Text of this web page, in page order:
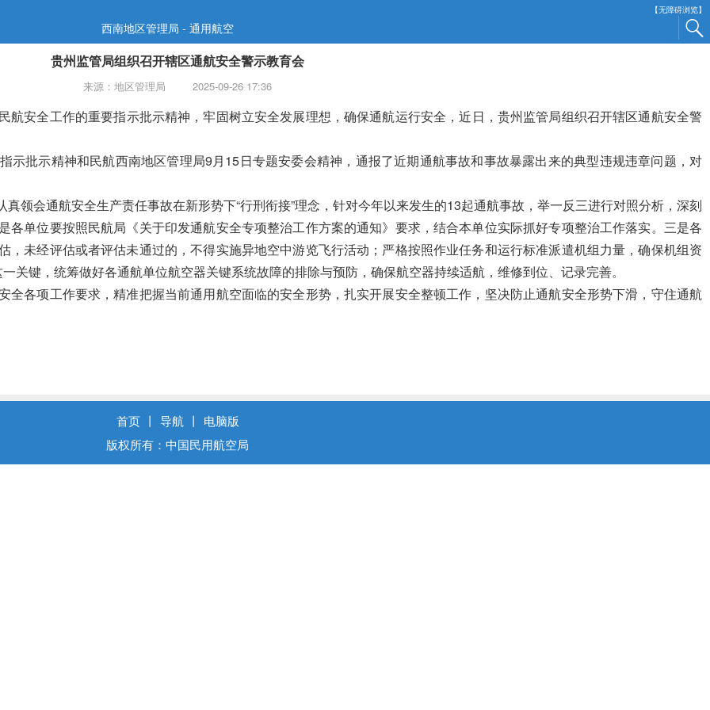
【无障碍浏览】
西南地区管理局 - 通用航空
贵州监管局组织召开辖区通航安全警示教育会
来源：地区管理局 2025-09-26 17:36
航安全工作的重要指示批示精神，牢固树立安全发展理想 ，确保通航运行安全 ，近日， 贵州监管局组织召开辖区通航安全警
示批示精神和民航西南地区管理局9月15日专题安委会精神，通报了近期通航事故和事故暴露出来的典型违规违章问题，对
真领会通航安全生产责任事故在新形势下“行刑衔接”理念，针对今年以来发生的13起通航事故，举一反三进行对照分析，深刻
各单位要按照民航局《关于印发通航安全专项整治工作方案的通知》 要求，结合本单位实际抓好专项整治工作落实。 三是各
未经评估或者评估未通过的，不得实施异地空中游览飞行活动；严格按照作业任务和运行标准派遣机组力量，确保机组资
关键，统筹做好各通航单位航空器关键系统故障的排除与预防，确保航空器持续适航，维修到位、记录完善。
全各项工作要求，精准把握当前通用航空面临的安全形势，扎实开展安全整顿工作，坚决防止通航安全形势下滑，守住通航
首页 丨 导航 丨
电脑版
版权所有：中国民用航空局